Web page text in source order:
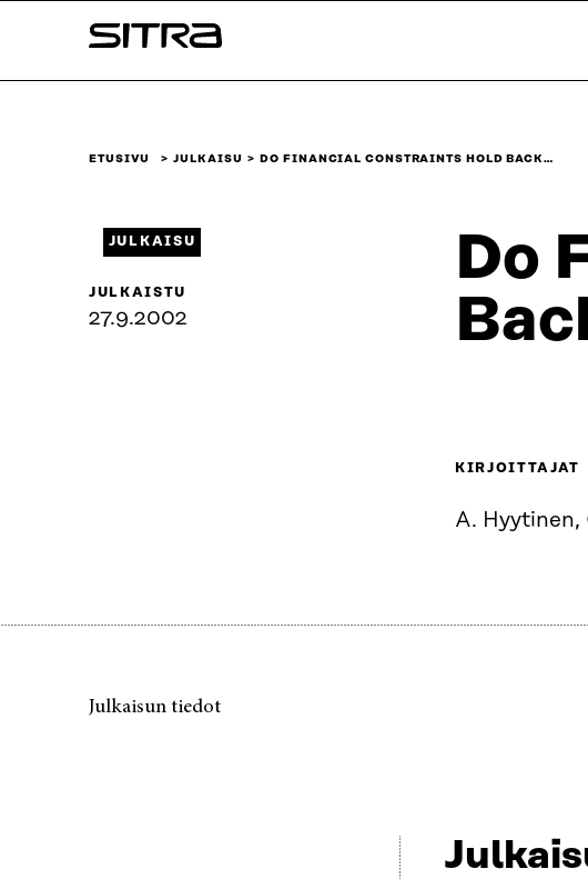
sisältöön
Sitra
ETUSIVU JULKAISU DO FINANCIAL CONSTRAINTS HOLD BACK…
Do
JULKAISU
JULKAISTU
27.9.2002
KIRJOITTAJAT
A. Hyytinen,
Julkaisun tiedot